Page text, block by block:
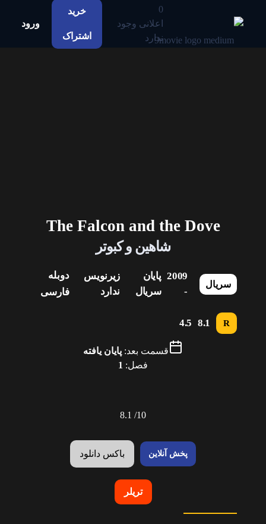
0
اعلانی وجود
ندارد
خرید
اشتراک
ورود
The Falcon and the Dove
شاهین و کبوتر
سریال
2009
-
پایان
سریال
زیرنویس
ندارد
دوبله
فارسی
R
8.1
4.5
قسمت بعد: پایان یافته
فصل: 1
10/
8.1
پخش آنلاین باکس دانلود
تریلر